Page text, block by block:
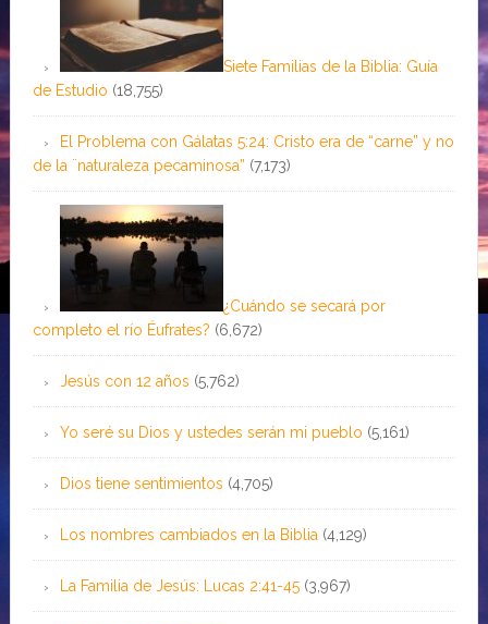
Siete Familias de la Biblia: Guía
de Estudio (18,755)
El Problema con Gálatas 5:24: Cristo era de “carne” y no
de la ¨naturaleza pecaminosa” (7,173)
¿Cuándo se secará por
completo el río Éufrates? (6,672)
Jesús con 12 años (5,762)
Yo seré su Dios y ustedes serán mi pueblo (5,161)
Dios tiene sentimientos (4,705)
Los nombres cambiados en la Biblia (4,129)
La Familia de Jesús: Lucas 2:41-45 (3,967)